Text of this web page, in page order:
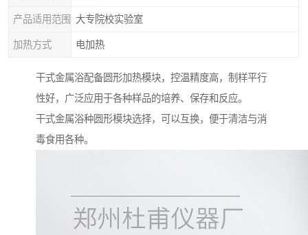
产品适用范围 大专院校实验室
加热方式 电加热
干式金属浴配备圆形加热模块，控温精度高，制样平行
性好，广泛应用于各种样品的培养、保存和反应。
干式金属浴种圆形模块选择，可以互换，便于清洁与消
毒食用各种。